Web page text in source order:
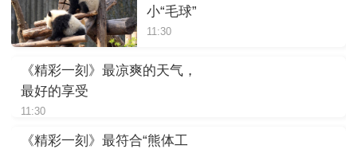
小“毛球”
11:30
《精彩一刻》最凉爽的天气，
最好的享受
11:30
《精彩一刻》最符合“熊体工